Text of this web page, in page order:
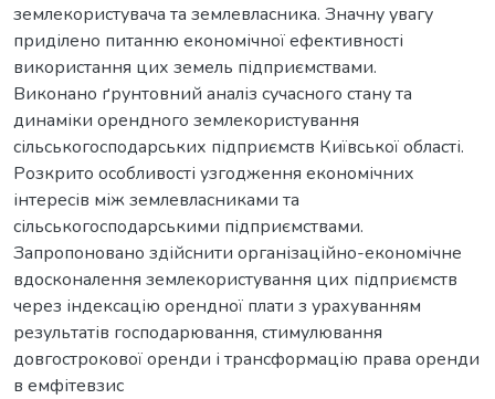
землекористувача та землевласника. Значну увагу
приділено питанню економічної ефективності
використання цих земель підприємствами.
Виконано ґрунтовний аналіз сучасного стану та
динаміки орендного землекористування
сільськогосподарських підприємств Київської області.
Розкрито особливості узгодження економічних
інтересів між землевласниками та
сільськогосподарськими підприємствами.
Запропоновано здійснити організаційно-економічне
вдосконалення землекористування цих підприємств
через індексацію орендної плати з урахуванням
результатів господарювання, стимулювання
довгострокової оренди і трансформацію права оренди
в емфітевзис